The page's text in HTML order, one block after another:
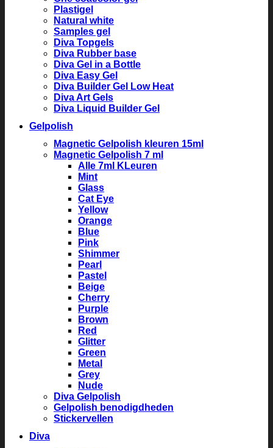
Plastigel
Natural white
Samples gel
Diva Topgels
Diva Rubber base
Diva Gel in a Bottle
Diva Easy Gel
Diva Builder Gel Low Heat
Diva Art Gels
Diva Liquid Builder Gel
Gelpolish
Magnetic Gelpolish kleuren 15ml
Magnetic Gelpolish 7 ml
Alle 7ml KLeuren
Mint
Glass
Cat Eye
Yellow
Orange
Blue
Pink
Shimmer
Pearl
Pastel
Beige
Cherry
Purple
Brown
Red
Glitter
Green
Metal
Grey
Nude
Diva Gelpolish
Gelpolish benodigdheden
Stickervellen
Diva